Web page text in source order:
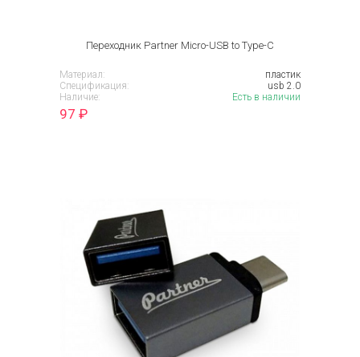
Переходник Partner Micro-USB to Type-C
Материал:
пластик
Спецификация:
usb 2.0
Наличие:
Есть в наличии
97 ₽